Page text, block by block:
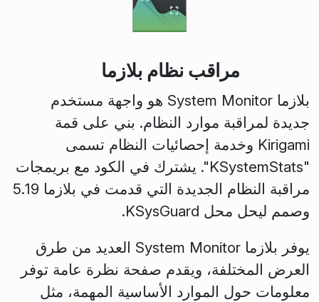
مراقب نظام بلازما
بلازما System Monitor هو واجهة مستخدم
جديدة لمراقبة موارد النظام. بني على قمة
Kirigami وخدمة إحصائيات النظام تسمى
"KSystemStats". يشترك في الكود مع بريمجات
مراقبة النظام الجديدة التي قدمت في بلازما 5.19
وصمم ليحل محل KSysGuard.
يوفر بلازما System Monitor العديد من طرق
العرض المختلفة، ويقدم صفحة نظرة عامة توفر
معلومات حول الموارد الأساسية المهمة، مثل